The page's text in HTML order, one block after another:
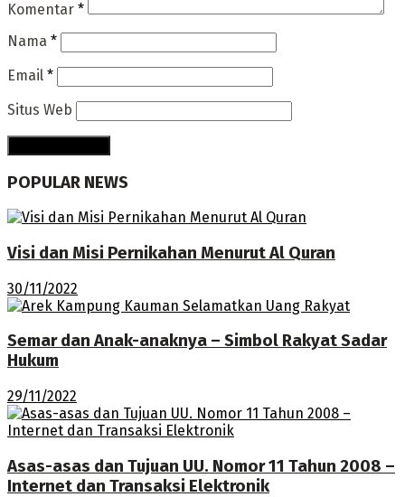
Komentar *
Nama *
Email *
Situs Web
POPULAR NEWS
Visi dan Misi Pernikahan Menurut Al Quran
30/11/2022
Semar dan Anak-anaknya – Simbol Rakyat Sadar
Hukum
29/11/2022
Asas-asas dan Tujuan UU. Nomor 11 Tahun 2008 –
Internet dan Transaksi Elektronik